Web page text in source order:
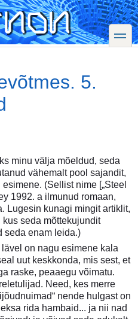
toggle
5.
minu välja mõeldud, seda
vähemalt pool sajandit,
(Sellist nime [„Steel
1992. a ilmunud romaan,
Lugesin kunagi mingit artiklit,
kus seda mõttekujundit
seda enam leida.)
on nagu esimene kala
uut keskkonda, mis sest, et
raske, peaaegu võimatu.
Need, kes merre
nende hulgast on
rida hambaid... ja nii nad